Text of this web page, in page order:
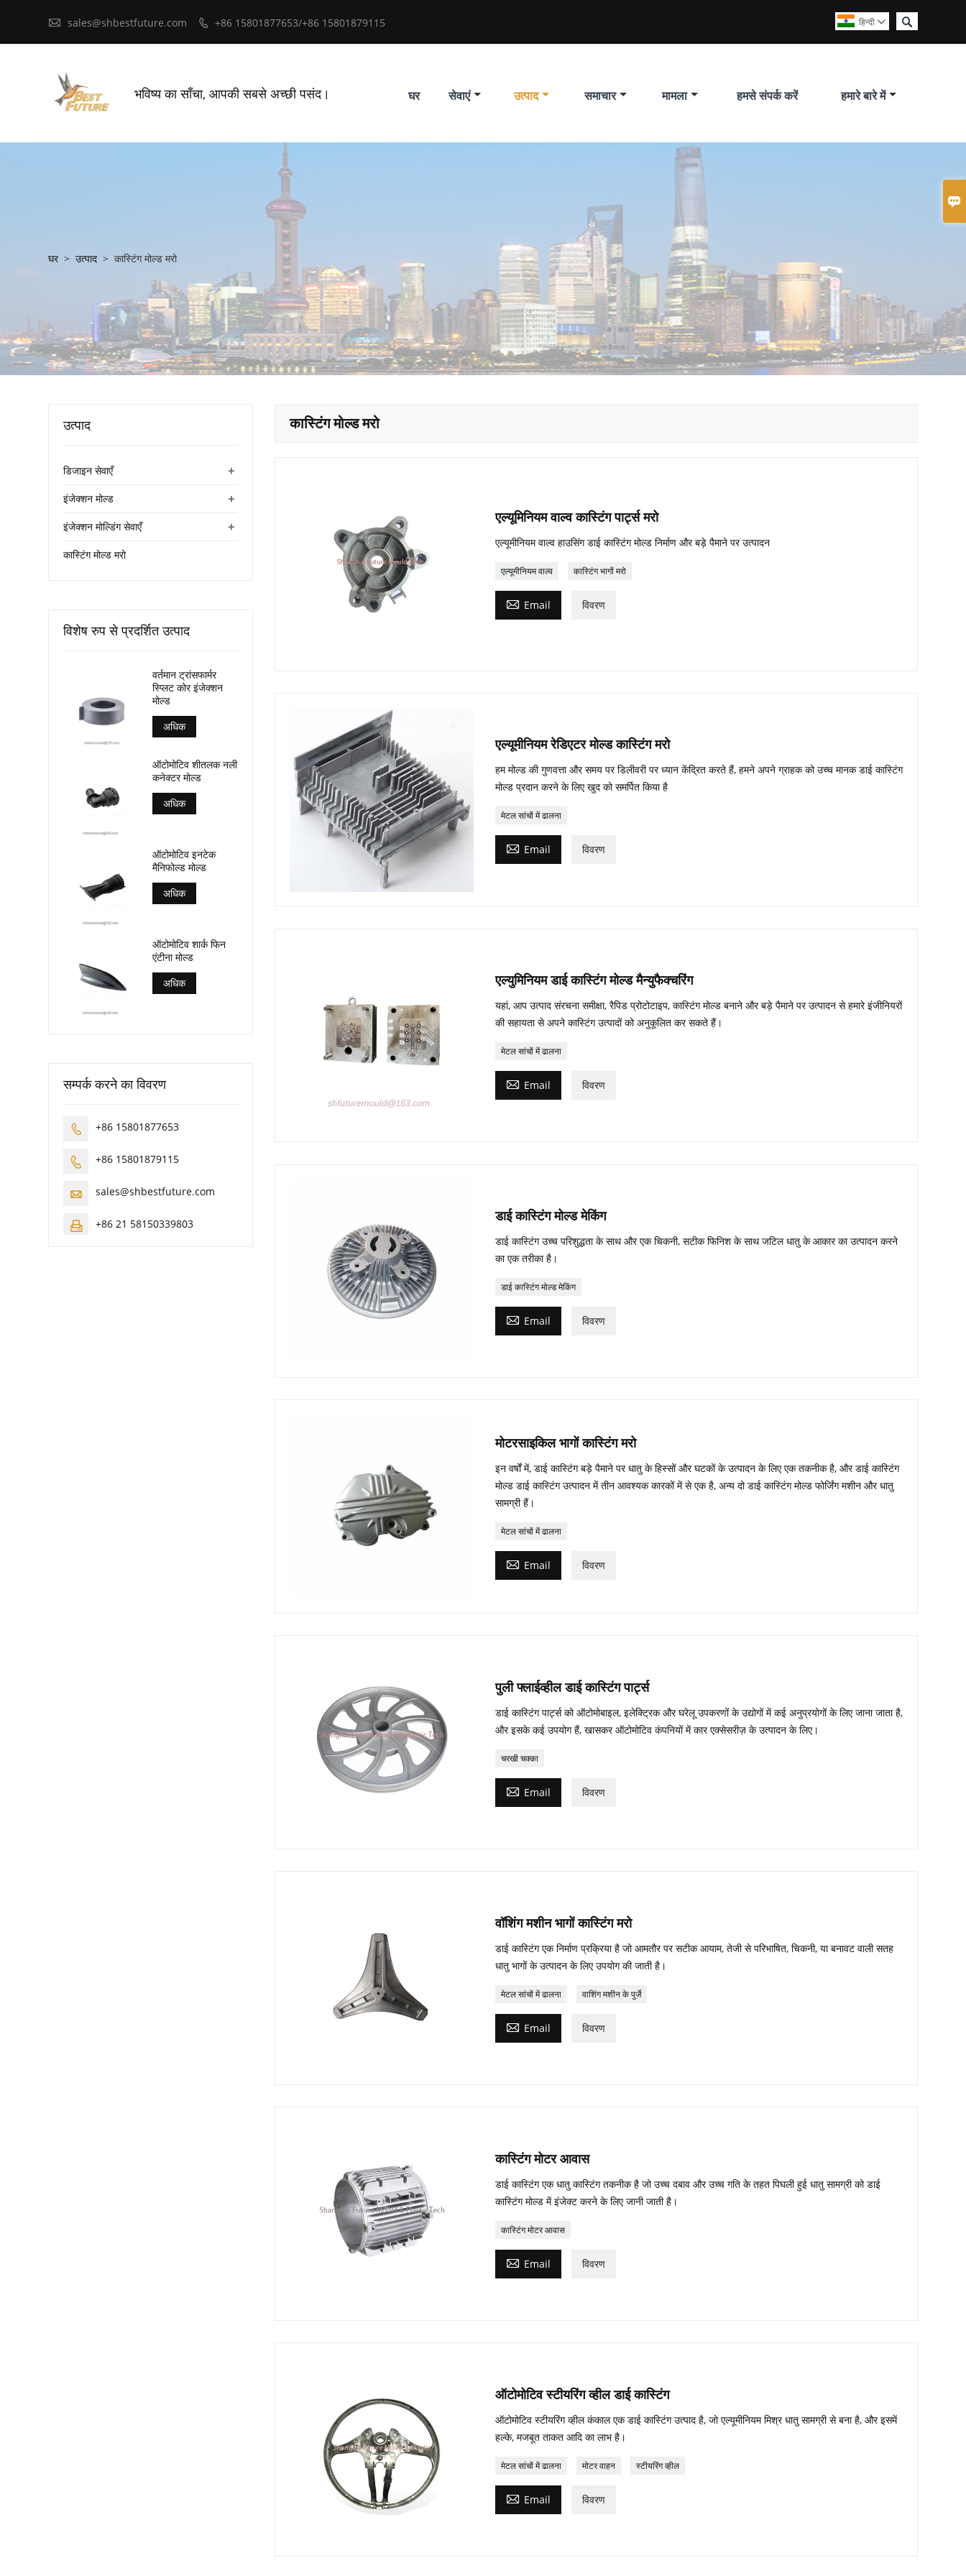

 sales@shbestfuture.com  +86 15801877653/+86 15801879115 
हिन्दी 
घर सेवाएं उत्पाद समाचार मामला हमसे संपर्क करें हमारे बारे में
भविष्य का साँचा, आपकी सबसे अच्छी पसंद।
घर > उत्पाद > कास्टिंग मोल्ड मरो
कास्टिंग मोल्ड मरो
एल्यूमिनियम वाल्व कास्टिंग पार्ट्स मरो
एल्यूमीनियम वाल्व हाउसिंग डाई कास्टिंग मोल्ड निर्माण और बड़े पैमाने पर उत्पादन
एल्यूमीनियम वाल्व कास्टिंग भागों मरो
 Email विवरण
एल्यूमीनियम रेडिएटर मोल्ड कास्टिंग मरो
हम मोल्ड की गुणवत्ता और समय पर डिलीवरी पर ध्यान केंद्रित करते हैं, हमने अपने ग्राहक को उच्च मानक डाई कास्टिंग
मोल्ड प्रदान करने के लिए खुद को समर्पित किया है
मेटल सांचों में ढालना
 Email विवरण
एल्युमिनियम डाई कास्टिंग मोल्ड मैन्युफैक्चरिंग
यहां, आप उत्पाद संरचना समीक्षा, रैपिड प्रोटोटाइप, कास्टिंग मोल्ड बनाने और बड़े पैमाने पर उत्पादन से हमारे इंजीनियरों
की सहायता से अपने कास्टिंग उत्पादों को अनुकूलित कर सकते हैं।
मेटल सांचों में ढालना
 Email विवरण
डाई कास्टिंग मोल्ड मेकिंग
डाई कास्टिंग उच्च परिशुद्धता के साथ और एक चिकनी, सटीक फिनिश के साथ जटिल धातु के आकार का उत्पादन करने
का एक तरीका है।
डाई कास्टिंग मोल्ड मेकिंग
 Email विवरण
मोटरसाइकिल भागों कास्टिंग मरो
इन वर्षों में, डाई कास्टिंग बड़े पैमाने पर धातु के हिस्सों और घटकों के उत्पादन के लिए एक तकनीक है, और डाई कास्टिंग
मोल्ड डाई कास्टिंग उत्पादन में तीन आवश्यक कारकों में से एक है, अन्य दो डाई कास्टिंग मोल्ड फोर्जिंग मशीन और धातु
सामग्री हैं।
मेटल सांचों में ढालना
 Email विवरण
पुली फ्लाईव्हील डाई कास्टिंग पार्ट्स
डाई कास्टिंग पार्ट्स को ऑटोमोबाइल, इलेक्ट्रिक और घरेलू उपकरणों के उद्योगों में कई अनुप्रयोगों के लिए जाना जाता है,
और इसके कई उपयोग हैं, खासकर ऑटोमोटिव कंपनियों में कार एक्सेसरीज़ के उत्पादन के लिए।
चरखी चक्का
 Email विवरण
वॉशिंग मशीन भागों कास्टिंग मरो
डाई कास्टिंग एक निर्माण प्रक्रिया है जो आमतौर पर सटीक आयाम, तेजी से परिभाषित, चिकनी, या बनावट वाली सतह
धातु भागों के उत्पादन के लिए उपयोग की जाती है।
मेटल सांचों में ढालना वाशिंग मशीन के पुर्जे
 Email विवरण
कास्टिंग मोटर आवास
डाई कास्टिंग एक धातु कास्टिंग तकनीक है जो उच्च दबाव और उच्च गति के तहत पिघली हुई धातु सामग्री को डाई
कास्टिंग मोल्ड में इंजेक्ट करने के लिए जानी जाती है।
कास्टिंग मोटर आवास
 Email विवरण
ऑटोमोटिव स्टीयरिंग व्हील डाई कास्टिंग
ऑटोमोटिव स्टीयरिंग व्हील कंकाल एक डाई कास्टिंग उत्पाद है, जो एल्यूमीनियम मिश्र धातु सामग्री से बना है, और इसमें
हल्के, मजबूत ताकत आदि का लाभ है।
मेटल सांचों में ढालना मोटर वाहन स्टीयरिंग व्हील
 Email विवरण
उत्पाद
+
डिजाइन सेवाएँ
+
इंजेक्शन मोल्ड
+
इंजेक्शन मोल्डिंग सेवाएँ
कास्टिंग मोल्ड मरो
विशेष रुप से प्रदर्शित उत्पाद
वर्तमान ट्रांसफार्मर
स्प्लिट कोर इंजेक्शन
मोल्ड
अधिक
ऑटोमोटिव शीतलक नली
कनेक्टर मोल्ड
अधिक
ऑटोमोटिव इनटेक
मैनिफोल्ड मोल्ड
अधिक
ऑटोमोटिव शार्क फिन
एंटीना मोल्ड
अधिक
सम्पर्क करने का विवरण
 +86 15801877653
 +86 15801879115
 sales@shbestfuture.com
 +86 21 58150339803